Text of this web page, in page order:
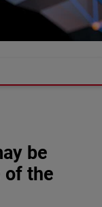
be
of the